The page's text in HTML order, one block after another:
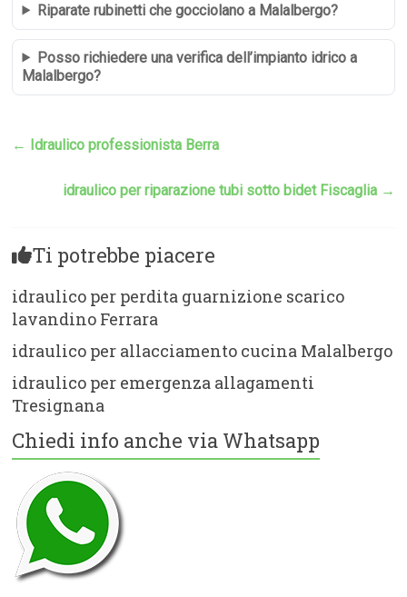
Riparate rubinetti che gocciolano a Malalbergo?
Posso richiedere una verifica dell’impianto idrico a
Malalbergo?
← Idraulico professionista Berra
idraulico per riparazione tubi sotto bidet Fiscaglia →
Ti potrebbe piacere
idraulico per perdita guarnizione scarico
lavandino Ferrara
idraulico per allacciamento cucina Malalbergo
idraulico per emergenza allagamenti
Tresignana
Chiedi info anche via Whatsapp